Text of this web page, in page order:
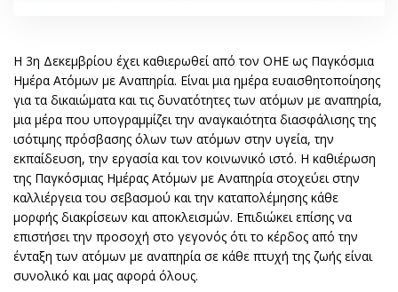
Η 3η Δεκεμβρίου έχει καθιερωθεί από τον ΟΗΕ ως Παγκόσμια
Ημέρα Ατόμων με Αναπηρία. Είναι μια ημέρα ευαισθητοποίησης
για τα δικαιώματα και τις δυνατότητες των ατόμων με αναπηρία,
μια μέρα που υπογραμμίζει την αναγκαιότητα διασφάλισης της
ισότιμης πρόσβασης όλων των ατόμων στην υγεία, την
εκπαίδευση, την εργασία και τον κοινωνικό ιστό. Η καθιέρωση
της Παγκόσμιας Ημέρας Ατόμων με Αναπηρία στοχεύει στην
καλλιέργεια του σεβασμού και την καταπολέμησης κάθε
μορφής διακρίσεων και αποκλεισμών. Επιδιώκει επίσης να
επιστήσει την προσοχή στο γεγονός ότι το κέρδος από την
ένταξη των ατόμων με αναπηρία σε κάθε πτυχή της ζωής είναι
συνολικό και μας αφορά όλους.